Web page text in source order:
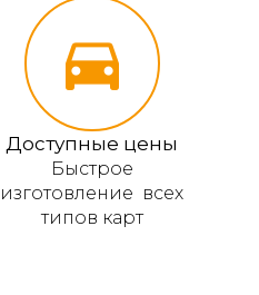
Доступные цены
Быстрое
изготовление всех
типов карт